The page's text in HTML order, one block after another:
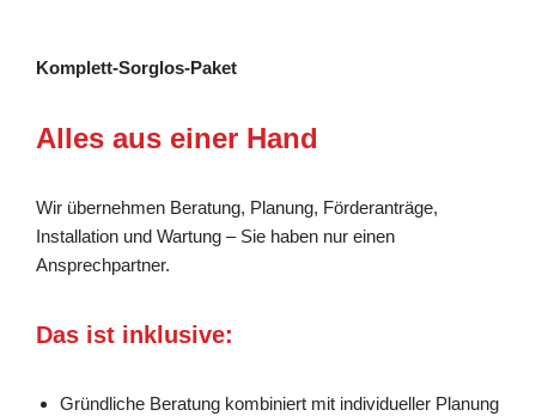
Komplett-Sorglos-Paket
Alles aus einer Hand
Wir übernehmen Beratung, Planung, Förderanträge,
Installation und Wartung – Sie haben nur einen
Ansprechpartner.
Das ist inklusive:
Gründliche Beratung kombiniert mit individueller Planung